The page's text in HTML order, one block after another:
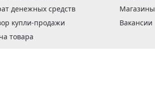
денежных средств
купли-продажи
товара
Магазины
Вакансии